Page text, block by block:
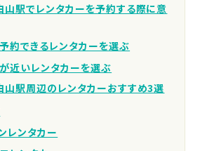
駅でレンタカーを予約する際に意
約できるレンタカーを選ぶ
近いレンタカーを選ぶ
駅周辺のレンタカーおすすめ3選
レンタカー